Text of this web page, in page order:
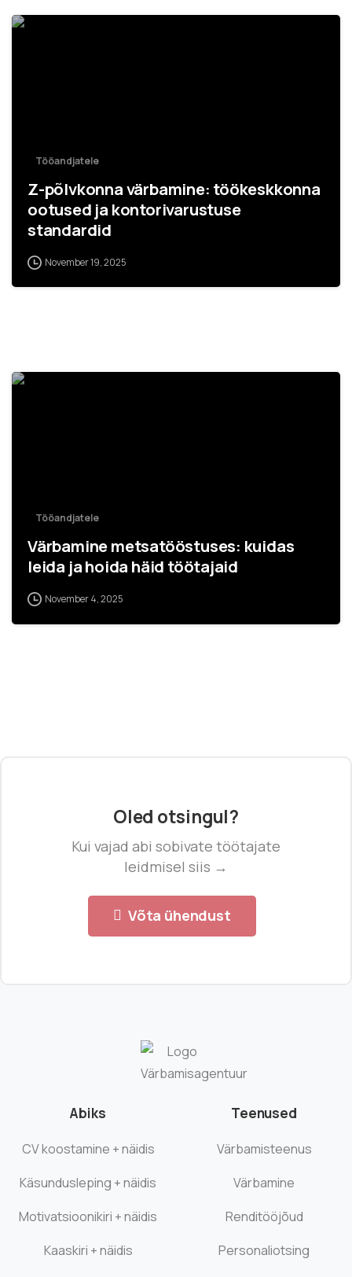
Tööandjatele
Z-põlvkonna värbamine: töökeskkonna
ootused ja kontorivarustuse
standardid
November 19, 2025
Tööandjatele
Värbamine metsatööstuses: kuidas
leida ja hoida häid töötajaid
November 4, 2025
Oled otsingul?
Kui vajad abi sobivate töötajate
leidmisel siis →
Võta ühendust
Abiks
CV koostamine + näidis
Käsundusleping + näidis
Motivatsioonikiri + näidis
Kaaskiri + näidis
Teenused
Värbamisteenus
Värbamine
Renditööjõud
Personaliotsing